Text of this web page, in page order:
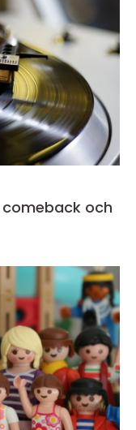
comeback och